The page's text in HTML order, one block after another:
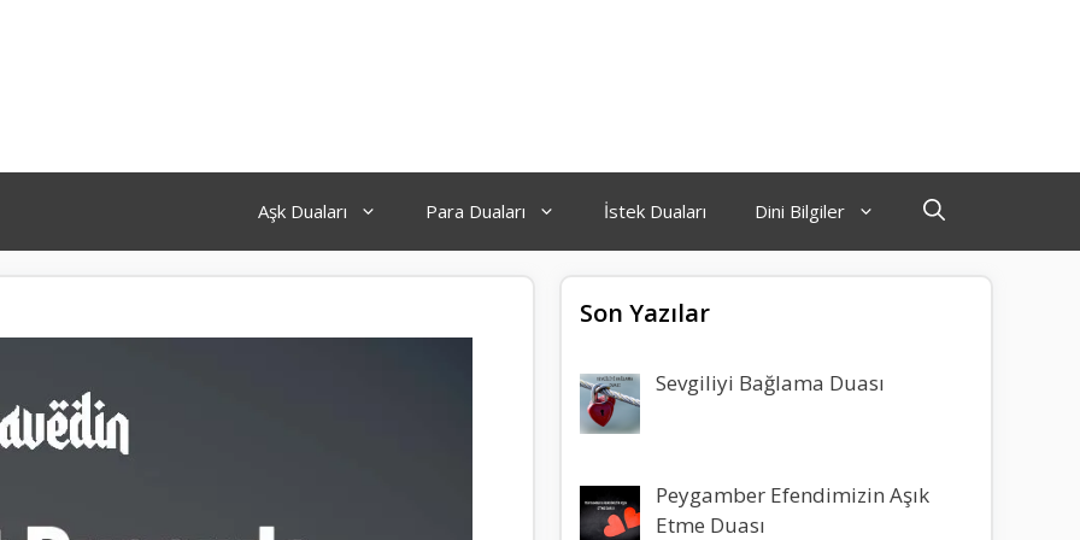
Aşk Duaları Para Duaları İstek Duaları Dini Bilgiler
Son Yazılar
Sevgiliyi Bağlama Duası
Peygamber Efendimizin Aşık
Etme Duası